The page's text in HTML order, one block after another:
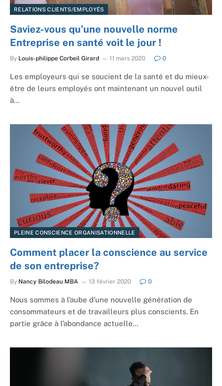
RELATIONS CLIENTS/EMPLOYÉS
Saviez-vous qu’une nouvelle norme
Entreprise en santé voit le jour !
By Louis-philippe Corbeil Girard 11 mars 2020 0
Les employeurs qui se soucient de la santé et du mieux-
être de leurs employés ont maintenant un nouvel outil
à…
PLEINE CONSCIENCE ORGANISATIONNELLE
Comment placer la conscience au service
de son entreprise?
By Nancy Bilodeau MBA 13 février 2020 0
Nous sommes à l’aube d’une nouvelle génération de
consommateurs et de travailleurs plus conscients. En
partie grâce à l’abondance actuelle…